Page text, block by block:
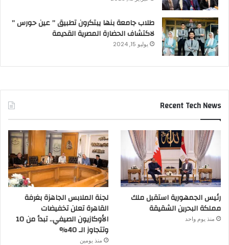
طلاب جامعة بنها يبتكرون تطبيق ” عين حورس ”
لاكتشاف الحضارة المصرية القديمة
يوليو 15, 2024
Recent Tech News
رئيس الجمهورية استقبل ملك
مملكة البحرين الشقيقة
منذ يوم واحد
لجنة الملابس الجاهزة بغرفة
القاهرة تعلن تخفيضات
الأوكازيون الصيفي.. تبدأ من 10
وتتجاوز الـ 40%
منذ يومين